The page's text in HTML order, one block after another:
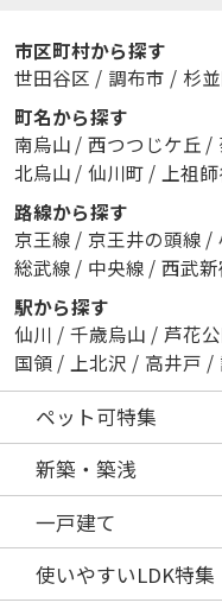
市区町村から探す
世田谷区 / 調布市 / 杉
町名から探す
南烏山 / 西つつじケ丘 /
北烏山 / 仙川町 / 上祖
路線から探す
京王線 / 京王井の頭線 /
総武線 / 中央線 / 西武
駅から探す
仙川 / 千歳烏山 / 芦花
国領 / 上北沢 / 高井戸 /
ペット可特集
新築・築浅
一戸建て
使いやすいLDK特集